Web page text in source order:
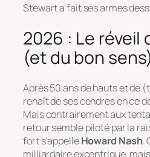
Stewart a fait ses armes
2026 : Le réveil
(et du bon
Après 50 ans de hauts et de
renaît de ses cendres en ce
Mais contrairement aux
retour semble piloté par la
fort s’appelleHoward Nash.
milliardaire excentrique,